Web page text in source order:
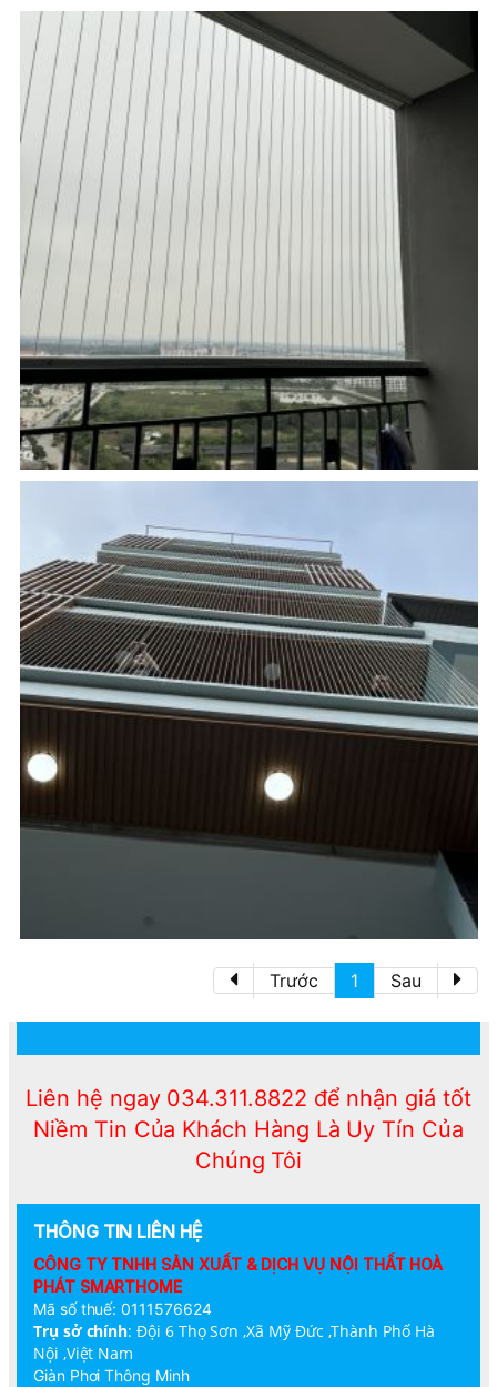
Trước 1 Sau
Liên hệ ngay 034.311.8822 để nhận giá tốt
Niềm Tin Của Khách Hàng Là Uy Tín Của
Chúng Tôi
THÔNG TIN LIÊN HỆ
CÔNG TY TNHH SẢN XUẤT & DỊCH VỤ NỘI THẤT HOÀ
PHÁT SMARTHOME
Mã số thuế: 0111576624
Trụ sở chính:Đội 6 Thọ Sơn ,Xã Mỹ Đức ,Thành Phố Hà
Nội ,Việt Nam
Giàn Phơi Thông Minh